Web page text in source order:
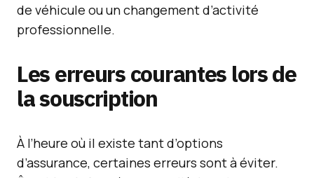
de véhicule ou un changement d’activité
professionnelle.
Les erreurs courantes lors de
la souscription
À l’heure où il existe tant d’options
d’assurance, certaines erreurs sont à éviter.